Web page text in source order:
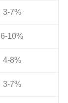
3-7%
6-10%
4-8%
3-7%